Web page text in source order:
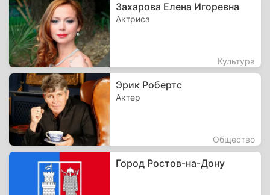
Захарова Елена Игоревна
Актриса
Культура
Эрик Робертс
Актер
Общество
Город Ростов-на-Дону